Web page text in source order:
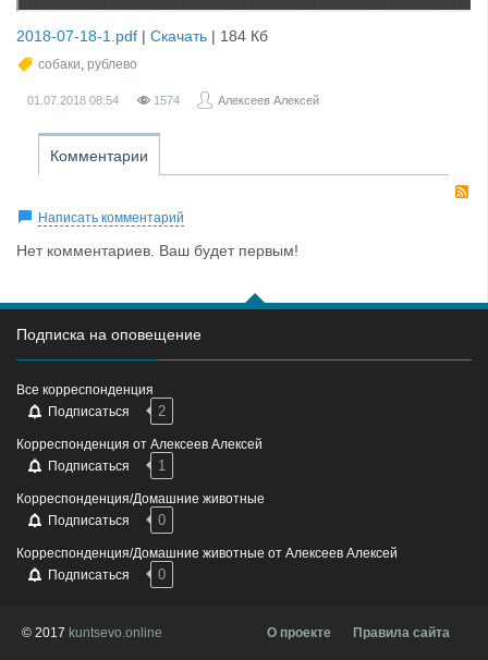
2018-07-18-1.pdf | Скачать | 184 Кб
собаки, рублево
01.07.2018 08:54 1574 Алексеев Алексей
Комментарии
Написать комментарий
Нет комментариев. Ваш будет первым!
Подписка на оповещение
Все корреспонденция
Подписаться
2
Корреспонденция от Алексеев Алексей
Подписаться
1
Корреспонденция/Домашние животные
Подписаться
0
Корреспонденция/Домашние животные от Алексеев Алексей
Подписаться
0
© 2017 kuntsevo.online О проекте Правила сайта